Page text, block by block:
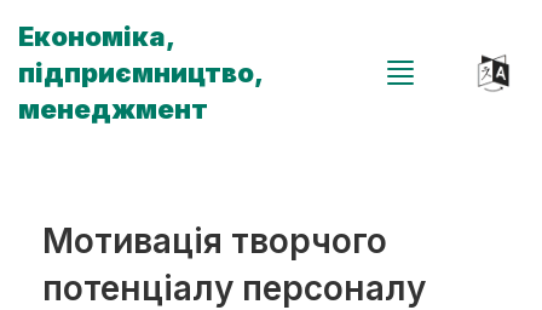
Економіка,
підприємництво,
менеджмент
Мотивація творчого
потенціалу персоналу